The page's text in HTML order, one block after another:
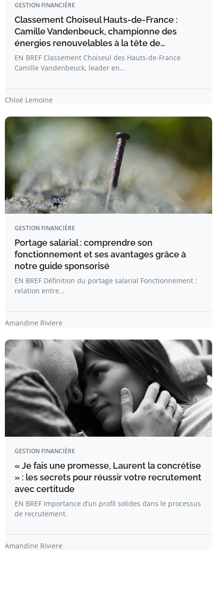
GESTION FINANCIÈRE
Classement Choiseul Hauts-de-France :
Camille Vandenbeuck, championne des
énergies renouvelables à la tête de…
EN BREF Classement Choiseul des Hauts-de-France
Camille Vandenbeuck, leader en…
Chloé Lemoine
GESTION FINANCIÈRE
Portage salarial : comprendre son
fonctionnement et ses avantages grâce à
notre guide sponsorisé
EN BREF Définition du portage salarial Fonctionnement :
relation entre…
Amandine Riviere
GESTION FINANCIÈRE
« Je fais une promesse, Laurent la concrétise
» : les secrets pour réussir votre recrutement
avec certitude
EN BREF Importance d’un profil solides dans le processus
de recrutement.
Amandine Riviere